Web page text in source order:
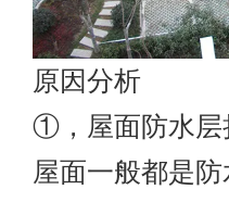
原因分析
①，屋面防水层
屋面一般都是